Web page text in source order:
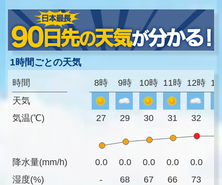
1時間ごとの天気
時間
天気
気温(℃)
降水量(mm/h)
湿度(%)
8時 9時 10時 11時 12時
27 29 30 31 32
0.0 0.0 0.0 0.0 0.0
-
68 67 66 73